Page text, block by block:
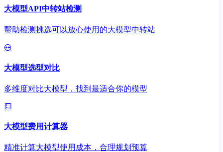
大模型API中转站检测
帮助检测挑选可以放心使用的大模型中转站
大模型选型对比
多维度对比大模型，找到最适合你的模型
大模型费用计算器
精准计算大模型使用成本，合理规划预算